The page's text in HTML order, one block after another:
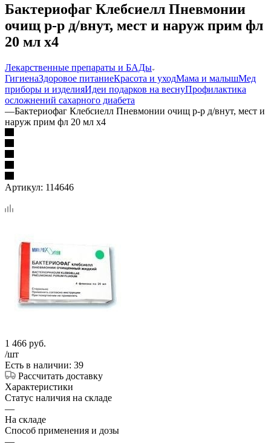
Бактериофаг Клебсиелл Пневмонии
очищ р-р д/внут, мест и наруж прим фл
20 мл х4
Лекарственные препараты и БАДы
ГигиенаЗдоровое питаниеКрасота и уходМама и малышМед
приборы и изделияИдеи подарков на веснуПрофилактика
осложнений сахарного диабета
—Бактериофаг Клебсиелл Пневмонии очищ р-р д/внут, мест и
наруж прим фл 20 мл х4
Артикул: 114646
1 466 руб.
/шт
Есть в наличии: 39
Рассчитать доставку
Характеристики
Статус наличия на складе
—
На складе
Способ применения и дозы
—